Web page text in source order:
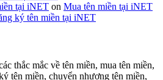
tại iNET on Mua tên miền tại iNET
ký tên miền tại iNET
thắc mắc về tên miền, mua tên miền,
tên miền, chuyển nhượng tên miền,